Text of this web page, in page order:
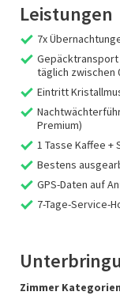
Leistungen
7x
täglich zwischen
Eintritt
Premium)
1 Tasse Kaffee +
Bestens
GPS-Daten auf
7-Tage-Service-
Zimmer